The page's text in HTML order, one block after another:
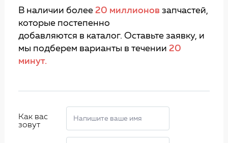
В наличии более 20 миллионов запчастей,
которые постепенно
добавляются в каталог. Оставьте заявку, и
мы подберем варианты в течении 20
минут.
Как вас
зовут